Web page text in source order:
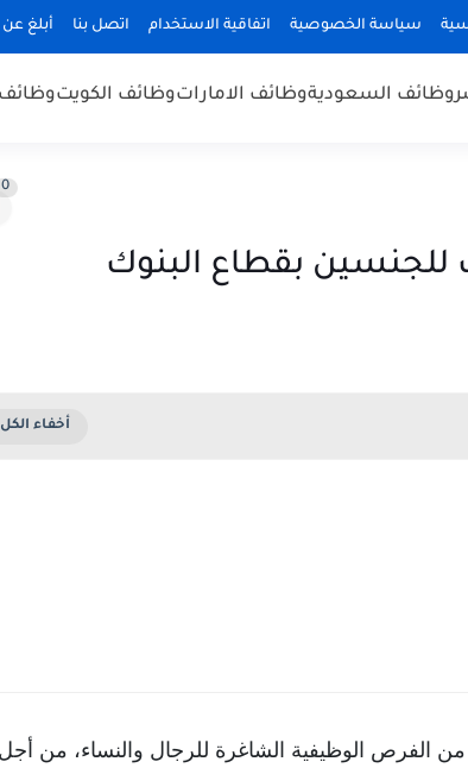
سياسة الخصوصية اتفاقية الاستخدام اتصل بنا أبلغ
وظائف السعوديةوظائف الاماراتوظائف الكويت
0
للجنسين بقطاع البنوك
الفرص الوظيفية الشاغرة للرجال والنساء، من أجل